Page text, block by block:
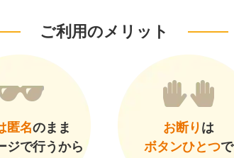
ご利用のメリット
匿名のまま
ジで行うから
お断り は
ボタンひとつで